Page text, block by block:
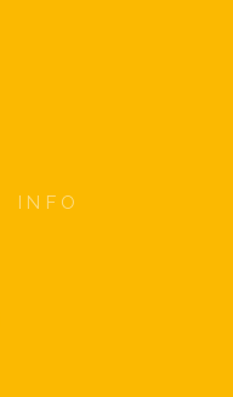
INFO